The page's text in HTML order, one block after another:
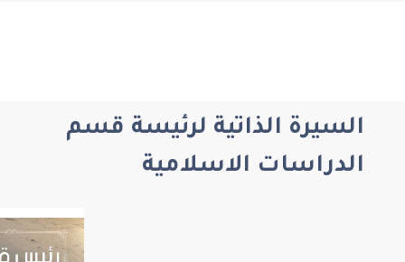
الذاتية لرئيسة قسم
الاسلامية